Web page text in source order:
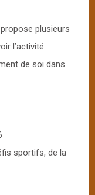
plusieurs
l’activité
de soi dans
sportifs, de la